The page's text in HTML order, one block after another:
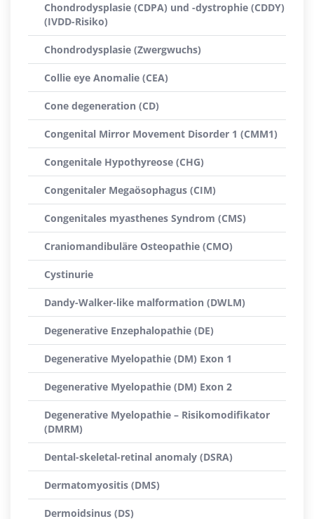
Chondrodysplasie (CDPA) und -dystrophie (CDDY)
(IVDD-Risiko)
Chondrodysplasie (Zwergwuchs)
Collie eye Anomalie (CEA)
Cone degeneration (CD)
Congenital Mirror Movement Disorder 1 (CMM1)
Congenitale Hypothyreose (CHG)
Congenitaler Megaösophagus (CIM)
Congenitales myasthenes Syndrom (CMS)
Craniomandibuläre Osteopathie (CMO)
Cystinurie
Dandy-Walker-like malformation (DWLM)
Degenerative Enzephalopathie (DE)
Degenerative Myelopathie (DM) Exon 1
Degenerative Myelopathie (DM) Exon 2
Degenerative Myelopathie – Risikomodifikator
(DMRM)
Dental-skeletal-retinal anomaly (DSRA)
Dermatomyositis (DMS)
Dermoidsinus (DS)